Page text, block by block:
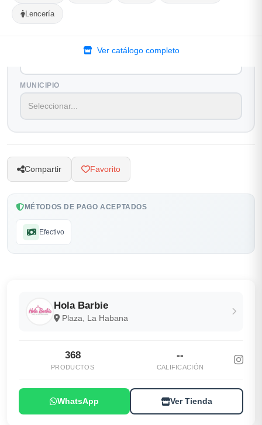
Lencería
Ver catálogo completo
Selecciona tu ubicacion
MUNICIPIO
Compartir Favorito
MÉTODOS DE PAGO ACEPTADOS
Efectivo
Hola Barbie
Plaza, La Habana
368
PRODUCTOS
--
CALIFICACIÓN
WhatsApp Ver Tienda